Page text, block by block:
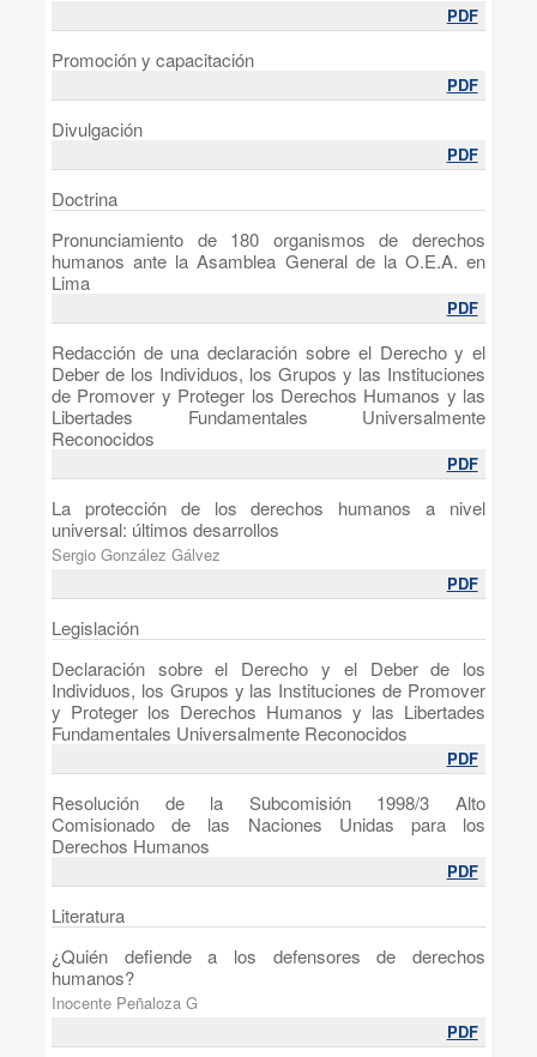
PDF
Promoción y capacitación
PDF
Divulgación
PDF
Doctrina
Pronunciamiento de 180 organismos de derechos
humanos ante la Asamblea General de la O.E.A. en
Lima
PDF
Redacción de una declaración sobre el Derecho y el
Deber de los Individuos, los Grupos y las Instituciones
de Promover y Proteger los Derechos Humanos y las
Libertades Fundamentales Universalmente
Reconocidos
PDF
La protección de los derechos humanos a nivel
universal: últimos desarrollos
Sergio González Gálvez
PDF
Legislación
Declaración sobre el Derecho y el Deber de los
Individuos, los Grupos y las Instituciones de Promover
y Proteger los Derechos Humanos y las Libertades
Fundamentales Universalmente Reconocidos
PDF
Resolución de la Subcomisión 1998/3 Alto
Comisionado de las Naciones Unidas para los
Derechos Humanos
PDF
Literatura
¿Quién defiende a los defensores de derechos
humanos?
Inocente Peñaloza G
PDF